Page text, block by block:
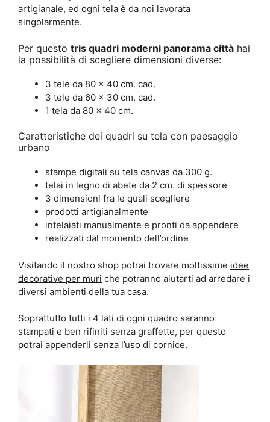
artigianale, ed ogni tela è da noi lavorata
singolarmente.
Per questo tris quadri moderni panorama città hai
la possibilità di scegliere dimensioni diverse:
3 tele da 80 x 40 cm. cad.
3 tele da 60 x 30 cm. cad.
1 tela da 80 x 40 cm.
Caratteristiche dei quadri su tela con paesaggio
urbano
stampe digitali su tela canvas da 300 g.
telai in legno di abete da 2 cm. di spessore
3 dimensioni fra le quali scegliere
prodotti artigianalmente
intelaiati manualmente e pronti da appendere
realizzati dal momento dell’ordine
Visitando il nostro shop potrai trovare moltissime idee
decorative per muri che potranno aiutarti ad arredare i
diversi ambienti della tua casa.
Soprattutto tutti i 4 lati di ogni quadro saranno
stampati e ben rifiniti senza graffette, per questo
potrai appenderli senza l’uso di cornice.